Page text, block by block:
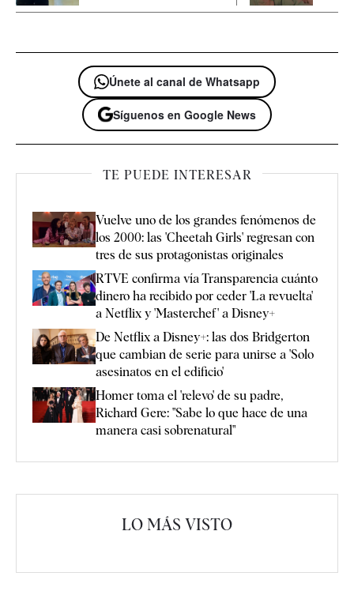
Únete al canal de Whatsapp
Síguenos en Google News
TE PUEDE INTERESAR
Vuelve uno de los grandes fenómenos de
los 2000: las 'Cheetah Girls' regresan con
tres de sus protagonistas originales
RTVE confirma vía Transparencia cuánto
dinero ha recibido por ceder 'La revuelta'
a Netflix y 'Masterchef' a Disney+
De Netflix a Disney+: las dos Bridgerton
que cambian de serie para unirse a 'Solo
asesinatos en el edificio'
Homer toma el 'relevo' de su padre,
Richard Gere: "Sabe lo que hace de una
manera casi sobrenatural"
LO MÁS VISTO